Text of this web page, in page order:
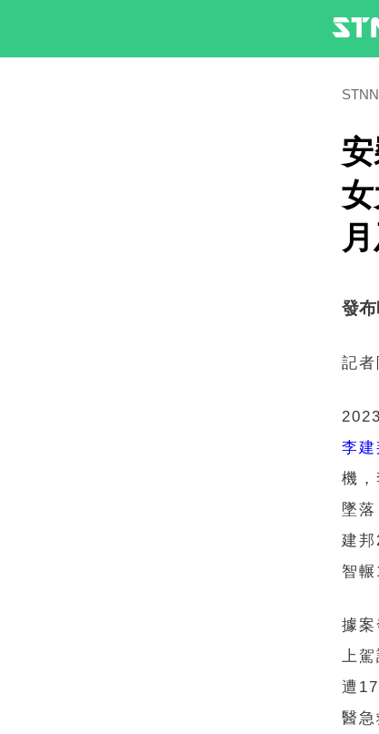
發
記
李建
機
墜
建
智
據
上
遭
醫急